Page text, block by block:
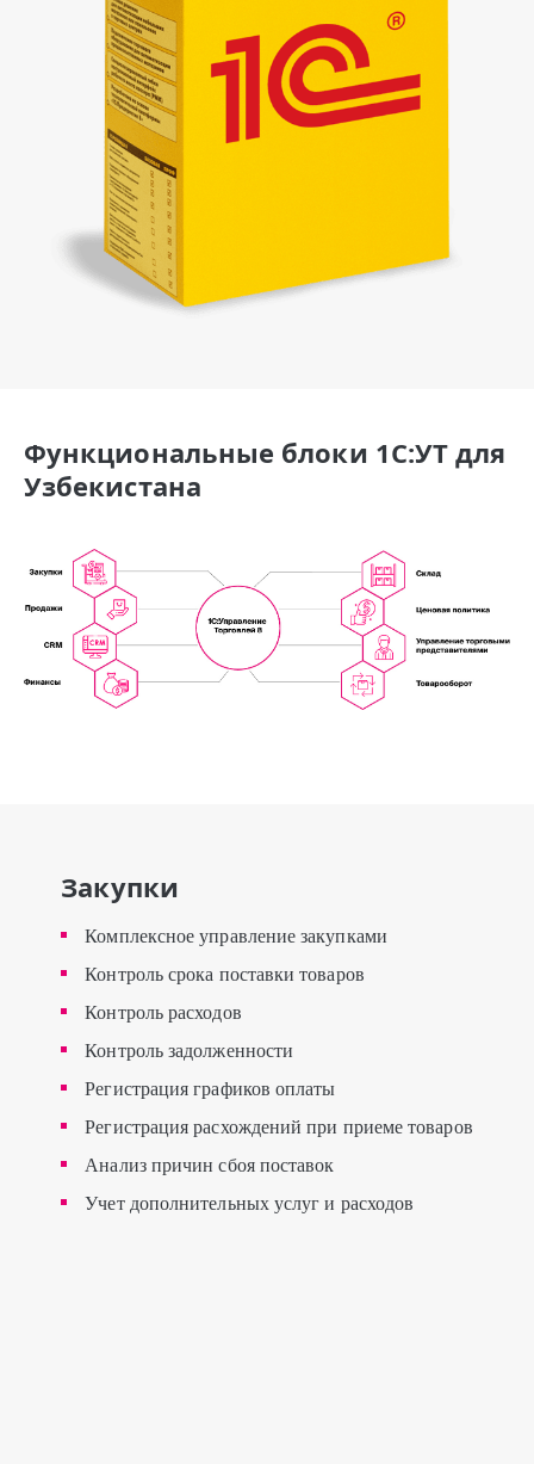
Функциональные блоки 1С:УТ для
Узбекистана
Закупки
Комплексное управление закупками
Контроль срока поставки товаров
Контроль расходов
Контроль задолженности
Регистрация графиков оплаты
Регистрация расхождений при приеме товаров
Анализ причин сбоя поставок
Учет дополнительных услуг и расходов